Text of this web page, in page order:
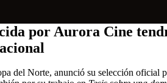
por Aurora Cine
del Norte, anunció su selección